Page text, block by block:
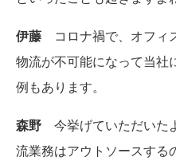
伊藤 コロナ禍で、オフィ
物流が不可能になって当社
例もあります。
森野 今挙げていただいた
流業務はアウトソースする